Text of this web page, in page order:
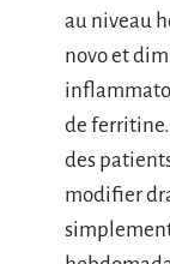
au niveau
novo et
de
des
modifier